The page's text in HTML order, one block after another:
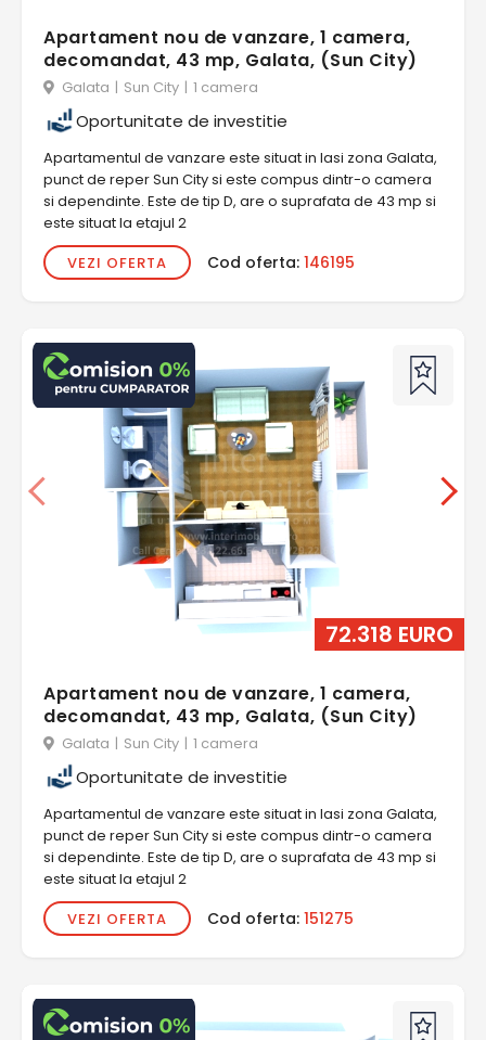
Apartament nou de vanzare, 1 camera,
decomandat, 43 mp, Galata, (Sun City)
Galata | Sun City | 1 camera
Oportunitate de investitie
Apartamentul de vanzare este situat in Iasi zona Galata,
punct de reper Sun City si este compus dintr-o camera
si dependinte. Este de tip D, are o suprafata de 43 mp si
este situat la etajul 2
VEZI OFERTA
Cod oferta: 146195
72.318 EURO
Apartament nou de vanzare, 1 camera,
decomandat, 43 mp, Galata, (Sun City)
Galata | Sun City | 1 camera
Oportunitate de investitie
Apartamentul de vanzare este situat in Iasi zona Galata,
punct de reper Sun City si este compus dintr-o camera
si dependinte. Este de tip D, are o suprafata de 43 mp si
este situat la etajul 2
VEZI OFERTA
Cod oferta: 151275